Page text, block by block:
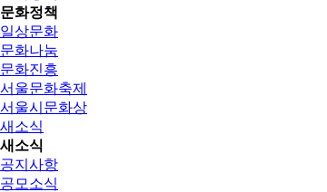
문화정책
일상문화
문화나눔
문화진흥
서울문화축제
서울시문화상
새소식
새소식
공지사항
공모소식